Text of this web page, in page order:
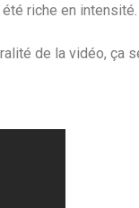
riche en intensité.
de la vidéo, ça